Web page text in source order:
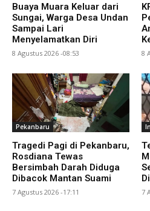
Buaya Muara Keluar dari
Sungai, Warga Desa Undan
Sampai Lari
Menyelamatkan Diri
8 Agustus 2026 -08:53 8
Pekanbaru
Tragedi Pagi di Pekanbaru,
Rosdiana Tewas
Bersimbah Darah Diduga
Dibacok Mantan Suami
7 Agustus 2026 -17:11 7